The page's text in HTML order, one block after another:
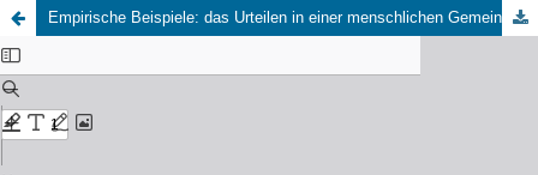
Empirische Beispiele: das Urteilen in einer menschlichen Gemeinschaft